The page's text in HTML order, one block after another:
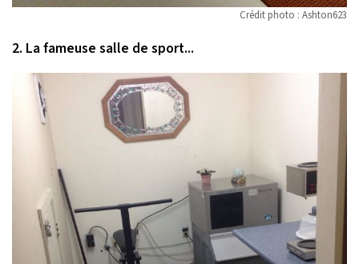
Crédit photo : Ashton623
2. La fameuse salle de sport...